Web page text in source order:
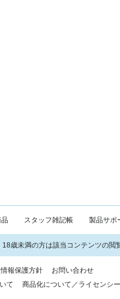
スタッフ雑記帳 製品サポ
歳未満の方は該当コンテンツの閲
報保護方針
お問い合わせ
て 商品化について／ライセンシ